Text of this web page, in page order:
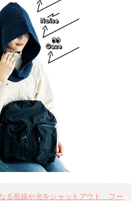
る視線や光をシャットアウト フー